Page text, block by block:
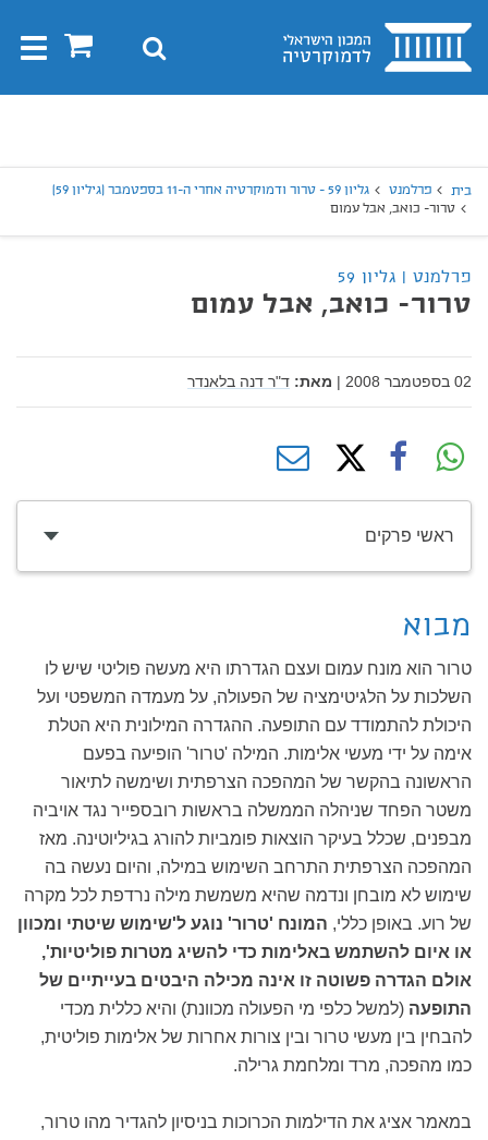
בית 0 חיפוש
בית פרלמנט
גליון 59 - טרור ודמוקרטיה אחרי ה-11 בספטמבר (גיליון 59)
טרור- כואב, אבל עמום
פרלמנט | גליון 59
טרור- כואב, אבל עמום
02 בספטמבר 2008 | מאת: ד"ר דנה בלאנדר
ראשי פרקים
מבוא
טרור הוא מונח עמום ועצם הגדרתו היא מעשה פוליטי שיש לו
השלכות על הלגיטימציה של הפעולה, על מעמדה המשפטי ועל
היכולת להתמודד עם התופעה. ההגדרה המילונית היא הטלת
אימה על ידי מעשי אלימות. המילה 'טרור' הופיעה בפעם
הראשונה בהקשר של המהפכה הצרפתית ושימשה לתיאור
משטר הפחד שניהלה הממשלה בראשות רובספייר נגד אויביה
מבפנים, שכלל בעיקר הוצאות פומביות להורג בגיליוטינה. מאז
המהפכה הצרפתית התרחב השימוש במילה, והיום נעשה בה
שימוש לא מובחן ונדמה שהיא משמשת מילה נרדפת לכל מקרה
של רוע. באופן כללי, המונח 'טרור' נוגע ל'שימוש שיטתי ומכוון
או איום להשתמש באלימות כדי להשיג מטרות פוליטיות',
אולם הגדרה פשוטה זו אינה מכילה היבטים בעייתיים של
התופעה (למשל כלפי מי הפעולה מכוונת) והיא כללית מכדי
להבחין בין מעשי טרור ובין צורות אחרות של אלימות פוליטית,
כמו מהפכה, מרד ומלחמת גרילה.
במאמר אציג את הדילמות הכרוכות בניסיון להגדיר מהו טרור,